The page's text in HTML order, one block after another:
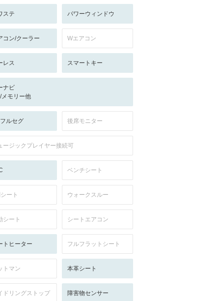
ステ パワーウィンドウ
コン/クーラー Wエアコン
レス スマートキー
ナビ
メモリー他
ルセグ 後席モニター
ージックプレイヤー接続可
ベンチシート
ート ウォークスルー
シート シートエアコン
トヒーター フルフラットシート
トマン 本革シート
ドリングストップ 障害物センサー